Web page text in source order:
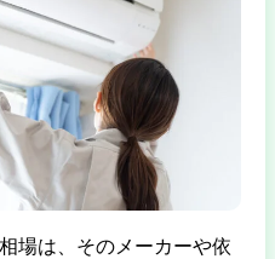
場は、そのメーカーや依